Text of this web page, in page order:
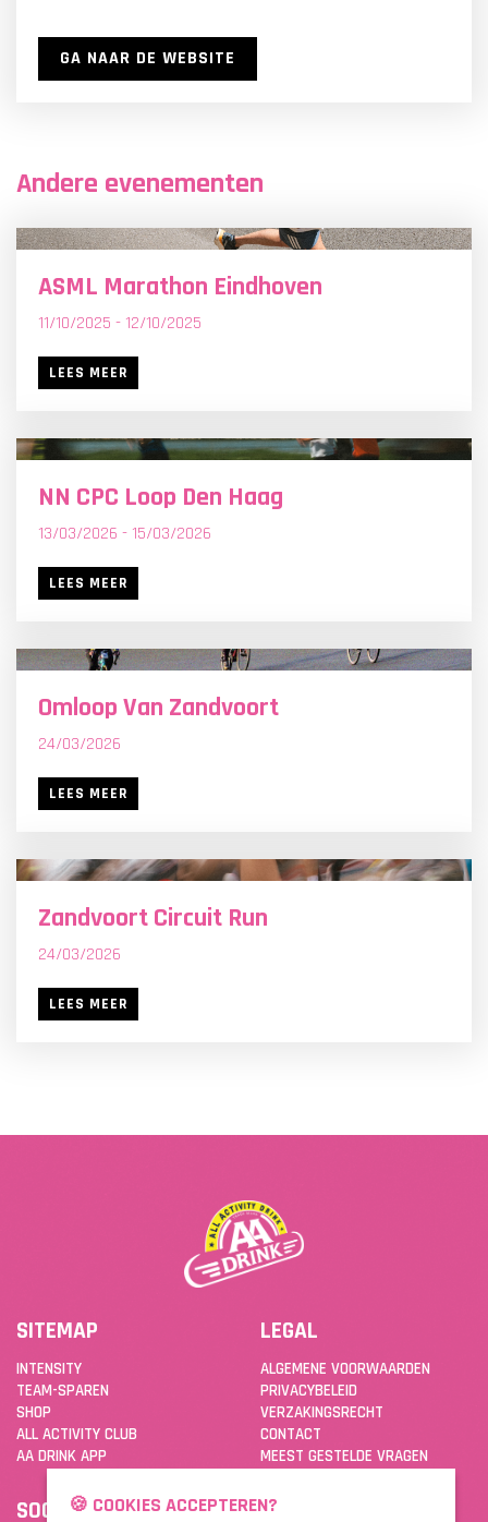
GA NAAR DE WEBSITE
Andere evenementen
>
ASML Marathon Eindhoven
11/10/2025 - 12/10/2025
LEES MEER
>
NN CPC Loop Den Haag
13/03/2026 - 15/03/2026
LEES MEER
>
Omloop Van Zandvoort
24/03/2026
LEES MEER
>
Zandvoort Circuit Run
24/03/2026
LEES MEER
SITEMAP
INTENSITY
TEAM-SPAREN
SHOP
ALL ACTIVITY CLUB
AA DRINK APP
LEGAL
ALGEMENE VOORWAARDEN
PRIVACYBELEID
VERZAKINGSRECHT
CONTACT
MEEST GESTELDE VRAGEN
SOCIAL DOWNLOAD DE APP
🍪 COOKIES ACCEPTEREN?